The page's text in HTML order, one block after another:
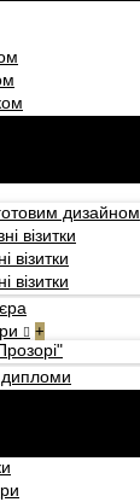
дизайном
візитки
візитки
візитки
+
дипломи